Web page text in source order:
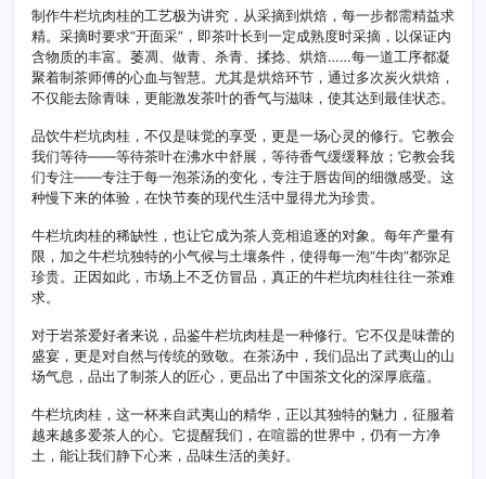
制作牛栏坑肉桂的工艺极为讲究，从采摘到烘焙，每一步都需精益求
精。采摘时要求“开面采”，即茶叶长到一定成熟度时采摘，以保证内
含物质的丰富。萎凋、做青、杀青、揉捻、烘焙……每一道工序都凝
聚着制茶师傅的心血与智慧。尤其是烘焙环节，通过多次炭火烘焙，
不仅能去除青味，更能激发茶叶的香气与滋味，使其达到最佳状态。
品饮牛栏坑肉桂，不仅是味觉的享受，更是一场心灵的修行。它教会
我们等待——等待茶叶在沸水中舒展，等待香气缓缓释放；它教会我
们专注——专注于每一泡茶汤的变化，专注于唇齿间的细微感受。这
种慢下来的体验，在快节奏的现代生活中显得尤为珍贵。
牛栏坑肉桂的稀缺性，也让它成为茶人竞相追逐的对象。每年产量有
限，加之牛栏坑独特的小气候与土壤条件，使得每一泡“牛肉”都弥足
珍贵。正因如此，市场上不乏仿冒品，真正的牛栏坑肉桂往往一茶难
求。
对于岩茶爱好者来说，品鉴牛栏坑肉桂是一种修行。它不仅是味蕾的
盛宴，更是对自然与传统的致敬。在茶汤中，我们品出了武夷山的山
场气息，品出了制茶人的匠心，更品出了中国茶文化的深厚底蕴。
牛栏坑肉桂，这一杯来自武夷山的精华，正以其独特的魅力，征服着
越来越多爱茶人的心。它提醒我们，在喧嚣的世界中，仍有一方净
土，能让我们静下心来，品味生活的美好。